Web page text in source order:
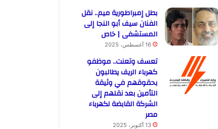
بطل إمبراطورية ميم.. نقل
الفنان سيف أبو النجا إلى
المستشفى | خاص
16 أغسطس، 2025
تعسف وتعنت.. موظفو
كهرباء الريف يطالبون
بحقوقهم في وثيقة
التأمين بعد نقلهم إلى
الشركة القابضة لكهرباء
مصر
13 أكتوبر، 2025